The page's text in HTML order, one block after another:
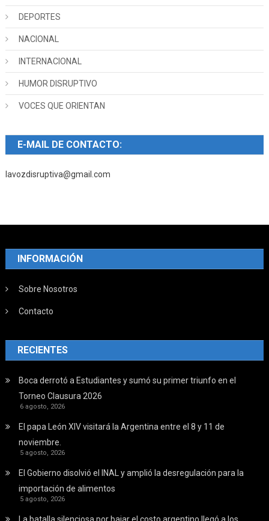
DEPORTES
NACIONAL
INTERNACIONAL
HUMOR DISRUPTIVO
VOCES QUE ORIENTAN
E-MAIL DE CONTACTO:
lavozdisruptiva@gmail.com
INFORMACIÓN
Sobre Nosotros
Contacto
RECIENTES
Boca derrotó a Estudiantes y sumó su primer triunfo en el
Torneo Clausura 2026
6 agosto, 2026
El papa León XIV visitará la Argentina entre el 8 y 11 de
noviembre.
5 agosto, 2026
El Gobierno disolvió el INAL y amplió la desregulación para la
importación de alimentos
5 agosto, 2026
La batalla silenciosa por bajar el costo argentino llegó a los